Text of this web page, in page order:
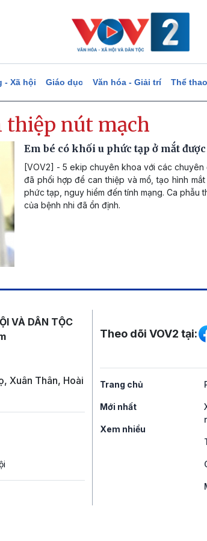
- Xã hội Giáo dục Văn hóa - Giải trí Thể thao
thiệp nút mạch
Em bé có khối u phức tạp ở mắt
[VOV2] - 5 ekip chuyên khoa với các chuyên
đã phối hợp để can thiệp và mổ, tạo hình
phức tạp, nguy hiểm đến tính mạng. Ca phẫu
của bệnh nhi đã ổn định.
VÀ DÂN TỘC
Xuân Thân, Hoài
Mạng xã
Theo dõi VOV2 tại:
Trang chủ
Mới nhất
Xem nhiều